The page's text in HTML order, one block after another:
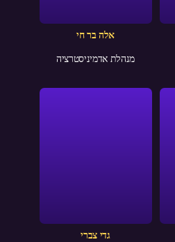
אלה בר חי
מנהלת אדמיניסטרציה
גדי צברי